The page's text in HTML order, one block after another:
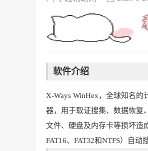
软件介绍
X-Ways WinHex，全球知名
器，用于取证搜集、数据恢复
文件、硬盘及内存卡等损坏造
FAT16、FAT32和NTFS）自